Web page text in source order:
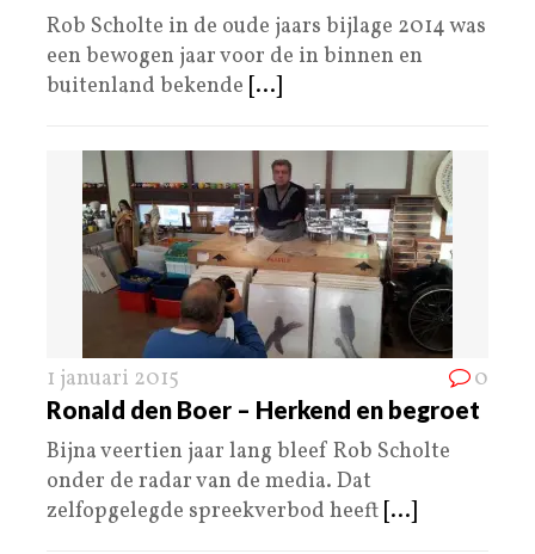
Rob Scholte in de oude jaars bijlage 2014 was
een bewogen jaar voor de in binnen en
buitenland bekende [...]
1 januari 2015 0
Ronald den Boer – Herkend en begroet
Bijna veertien jaar lang bleef Rob Scholte
onder de radar van de media. Dat
zelfopgelegde spreekverbod heeft [...]